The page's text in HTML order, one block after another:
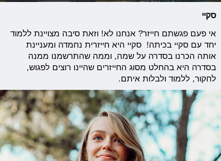
סקיי
אי פעם פגשתם חייזר? אנחנו לא! וזאת סיבה מצויינת ללמוד
יחד עם סקיי בכיתה! סקיי היא חייזרית נחמדה ומעניינת
אותה הכרנו בסדרה על שמה, וממה שהתרשמנו ממנה
בסדרה היא בהחלט מסוג החייזרים שהיינו רוצים לפגוש,
לחקור, ללמוד ולבלות איתם.